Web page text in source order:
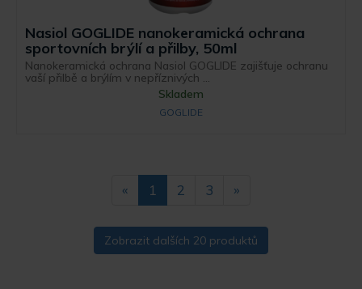
Nasiol GOGLIDE nanokeramická ochrana
sportovních brýlí a přilby, 50ml
Nanokeramická ochrana Nasiol GOGLIDE zajišťuje ochranu
vaší přilbě a brýlím v nepříznivých ...
Skladem
GOGLIDE
« 1 2 3 »
Zobrazit dalších 20 produktů